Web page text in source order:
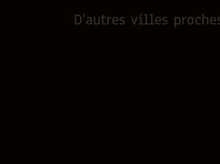
D'autres villes